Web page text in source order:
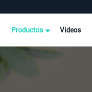
Productos Videos